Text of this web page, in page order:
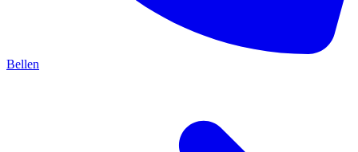
Bellen